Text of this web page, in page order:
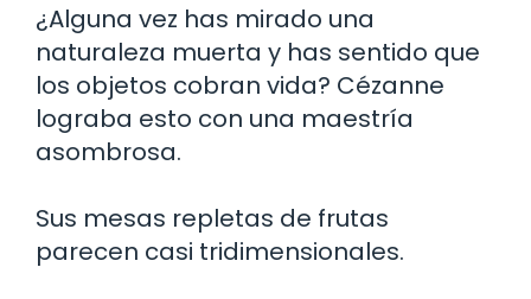
¿Alguna vez has mirado una
naturaleza muerta y has sentido que
los objetos cobran vida? Cézanne
lograba esto con una maestría
asombrosa.
Sus mesas repletas de frutas
parecen casi tridimensionales.